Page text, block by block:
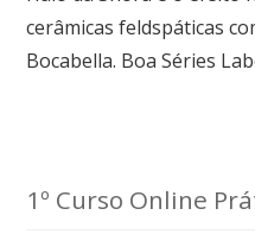
cerâmicas feldspáticas
Bocabella. Boa Séries
1º Curso Online